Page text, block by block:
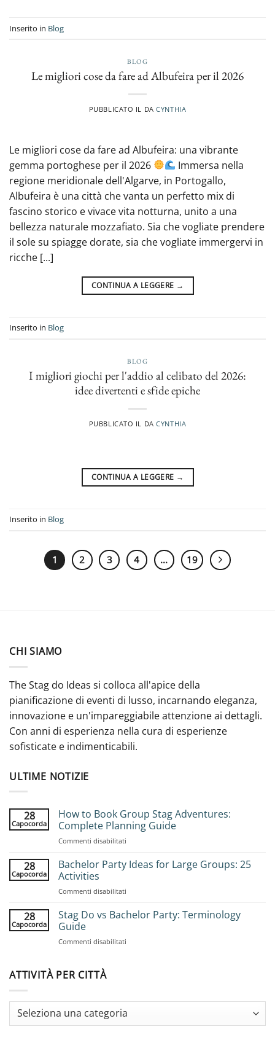
Inserito in Blog
BLOG
Le migliori cose da fare ad Albufeira per il 2026
PUBBLICATO IL DACYNTHIA
Le migliori cose da fare ad Albufeira: una vibrante
gemma portoghese per il 2026
Immersa nella
regione meridionale dell'Algarve, in Portogallo,
Albufeira è una città che vanta un perfetto mix di
fascino storico e vivace vita notturna, unito a una
bellezza naturale mozzafiato. Sia che vogliate prendere
il sole su spiagge dorate, sia che vogliate immergervi in
ricche [...]
CONTINUA A LEGGERE →
Inserito in Blog
BLOG
I migliori giochi per l'addio al celibato del 2026:
idee divertenti e sfide epiche
PUBBLICATO IL DACYNTHIA
CONTINUA A LEGGERE →
Inserito in Blog
1 2 3 4 ... 19
CHI SIAMO
The Stag do Ideas si colloca all'apice della
pianificazione di eventi di lusso, incarnando eleganza,
innovazione e un'impareggiabile attenzione ai dettagli.
Con anni di esperienza nella cura di esperienze
sofisticate e indimenticabili.
ULTIME NOTIZIE
28
Capocorda
How to Book Group Stag Adventures:
Complete Planning Guide
Commenti disabilitati
to
Complete
28
Capocorda
Bachelor Party Ideas for Large Groups: 25
Activities
Commenti disabilitati
Party
28
Capocorda
Stag Do vs Bachelor Party: Terminology
Guide
Commenti disabilitati
Terminology
Guide
ATTIVITÀ PER CITTÀ